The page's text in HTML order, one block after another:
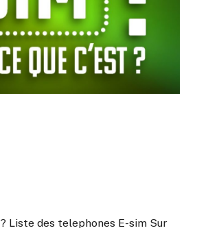
Liste des telephones E-sim Sur